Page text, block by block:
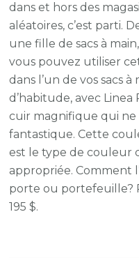
dans et hors des
aléatoires, c’est parti.
une fille de sacs à
vous pouvez utiliser
dans l’un de vos sacs
d’habitude, avec
cuir magnifique qui ne
fantastique. Cette
est le type de couleur
appropriée. Comment
porte ou portefeuille?
195 $.